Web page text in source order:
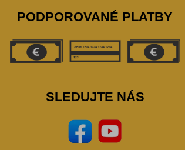
PODPOROVANÉ PLATBY
SLEDUJTE NÁS